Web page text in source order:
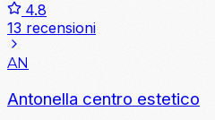
4.8
13 recensioni
AN
Antonella centro estetico